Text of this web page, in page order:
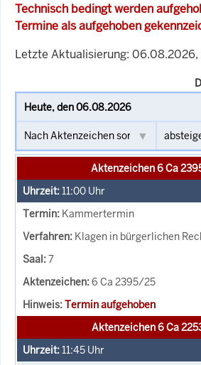
Technisch bedingt werden
Termine als aufgehoben
Letzte Aktualisierung: 06.08.2026,
Aktenzeichen 6 Ca
11:00 Uhr
Kammertermin
Klagen in bürgerlichen
7
6 Ca 2395/25
Termin aufgehoben
Aktenzeichen 6 Ca
11:45 Uhr